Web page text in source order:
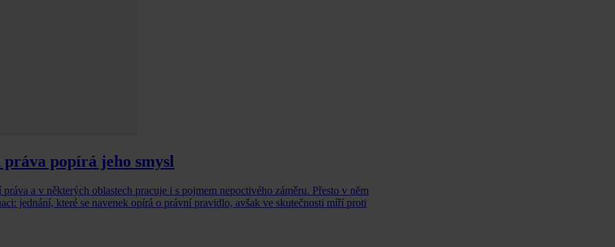
popírá jeho smysl
a v některých oblastech pracuje i s pojmem nepoctivého záměru. Přesto v něm
jednání, které se navenek opírá o právní pravidlo, avšak ve skutečnosti míří proti